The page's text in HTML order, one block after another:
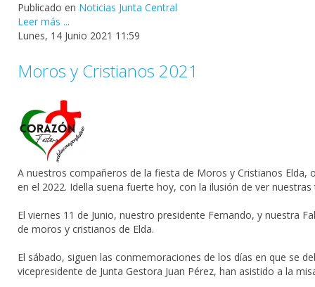
Publicado en Noticias Junta Central
Leer más ...
Lunes, 14 Junio 2021 11:59
Moros y Cristianos 2021
A nuestros compañeros de la fiesta de Moros y Cristianos Elda,
en el 2022. Idella suena fuerte hoy, con la ilusión de ver
El viernes 11 de Junio, nuestro presidente Fernando, y nuestra
de moros y cristianos de Elda.
El sábado, siguen las conmemoraciones de los días en que se
vicepresidente de Junta Gestora Juan Pérez, han asistido a la